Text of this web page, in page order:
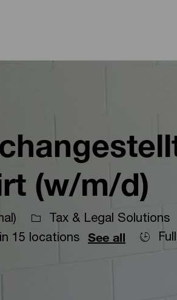
(w/m/d)
Tax & Legal Solutions
15 locations See all